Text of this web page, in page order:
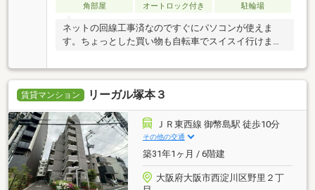
角部屋
オートロック付き 駐輪場
ネットの回線工事済なのですぐにパソコンが使えま
す。ちょっとした買い物も自転車でスイスイ行けま
賃貸マンション リーガル塚本３
ＪＲ東西線 御幣島駅 徒歩10分
その他の交通
築31年1ヶ月 / 6階建
大阪府大阪市西淀川区野里２丁